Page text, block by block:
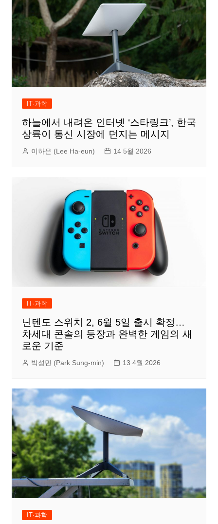
IT·과학
하늘에서 내려온 인터넷 ‘스타링크’, 한국
상륙이 통신 시장에 던지는 메시지
이하은 (Lee Ha-eun) 14 5월 2026
IT·과학
닌텐도 스위치 2, 6월 5일 출시 확정…
차세대 콘솔의 등장과 완벽한 게임의 새
로운 기준
박성민 (Park Sung-min) 13 4월 2026
IT·과학